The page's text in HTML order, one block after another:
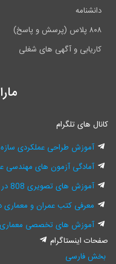
دانشنامه
۸۰۸ پلاس (پرسش و پاسخ)
کاریابی و آگهی های شغلی
کانال های تلگرام
آموزش طراحی عملکردی سازه ها
آمادگی آزمون های مهندسی
آموزش های تصویری 808 در تلگرام
معرفی کتب عمران و معماری در
آموزش های تخصصی معماری در
صفحات اینستاگرام
بخش فارسی